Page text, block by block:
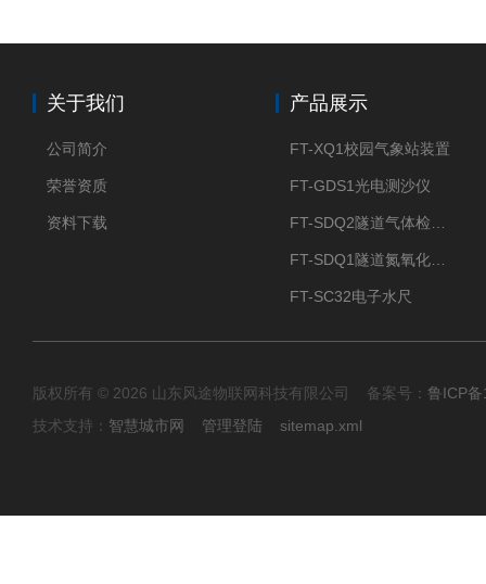
关于我们
公司简介
荣誉资质
资料下载
产品展示
FT-XQ1校园气象站装置
FT-GDS1光电测沙仪
FT-SC32电子水尺
版权所有 © 2026 山东风途物联网科技有限公司 备案号： 鲁ICP
技术支持： 智慧城市网 管理登陆 sitemap.xml